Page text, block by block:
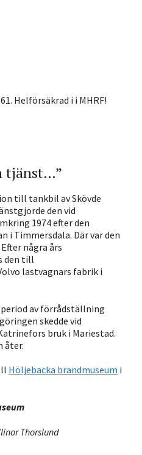
Helförsäkrad i i MHRF!
tjänst…”
till tankbil av Skövde
den vid
1974 efter den
i Timmersdala. Där var den
några års
den till
lastvagnars fabrik i
av förrådställning
skedde vid
bruk i Mariestad.
åter.
Höljebacka brandmuseum i
Thorslund